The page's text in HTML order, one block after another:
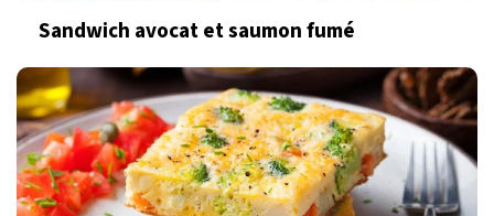
Sandwich avocat et saumon fumé